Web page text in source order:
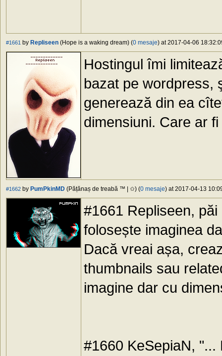
#1661 by Repliseen (Hope is a waking dream) (0 mesaje) at 2017-04-06
Hostingul îmi
bazat pe wordpress,
generează din ea
dimensiuni. Care ar
#1662 by PumPkinMD (Pățănaș de treabă ™ | ✩) (0 mesaje) at 2017-04-13
#1661 Repliseen,
folosește imaginea
Dacă vreai așa,
thumbnails sau
imagine dar cu
#1660 KeSepiaN,